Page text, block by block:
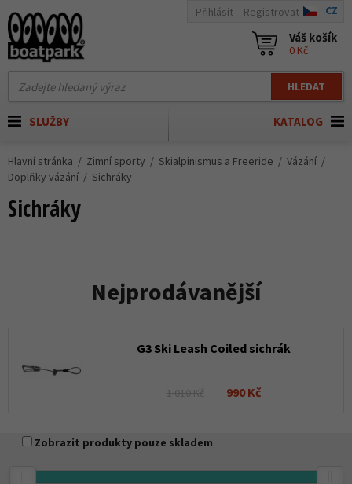
HLEDAT
Přihlásit Registrovat CZ
Váš košík
0 Kč
KATALOG
SLUŽBY
Hlavní stránka Zimní sporty Skialpinismus a Freeride
Vázání
Doplňky vázání
Sichráky
Sichráky
Nejprodávanější
G3 Ski Leash Coiled sichrák
1 010 Kč 990 Kč
Zobrazit produkty pouze skladem